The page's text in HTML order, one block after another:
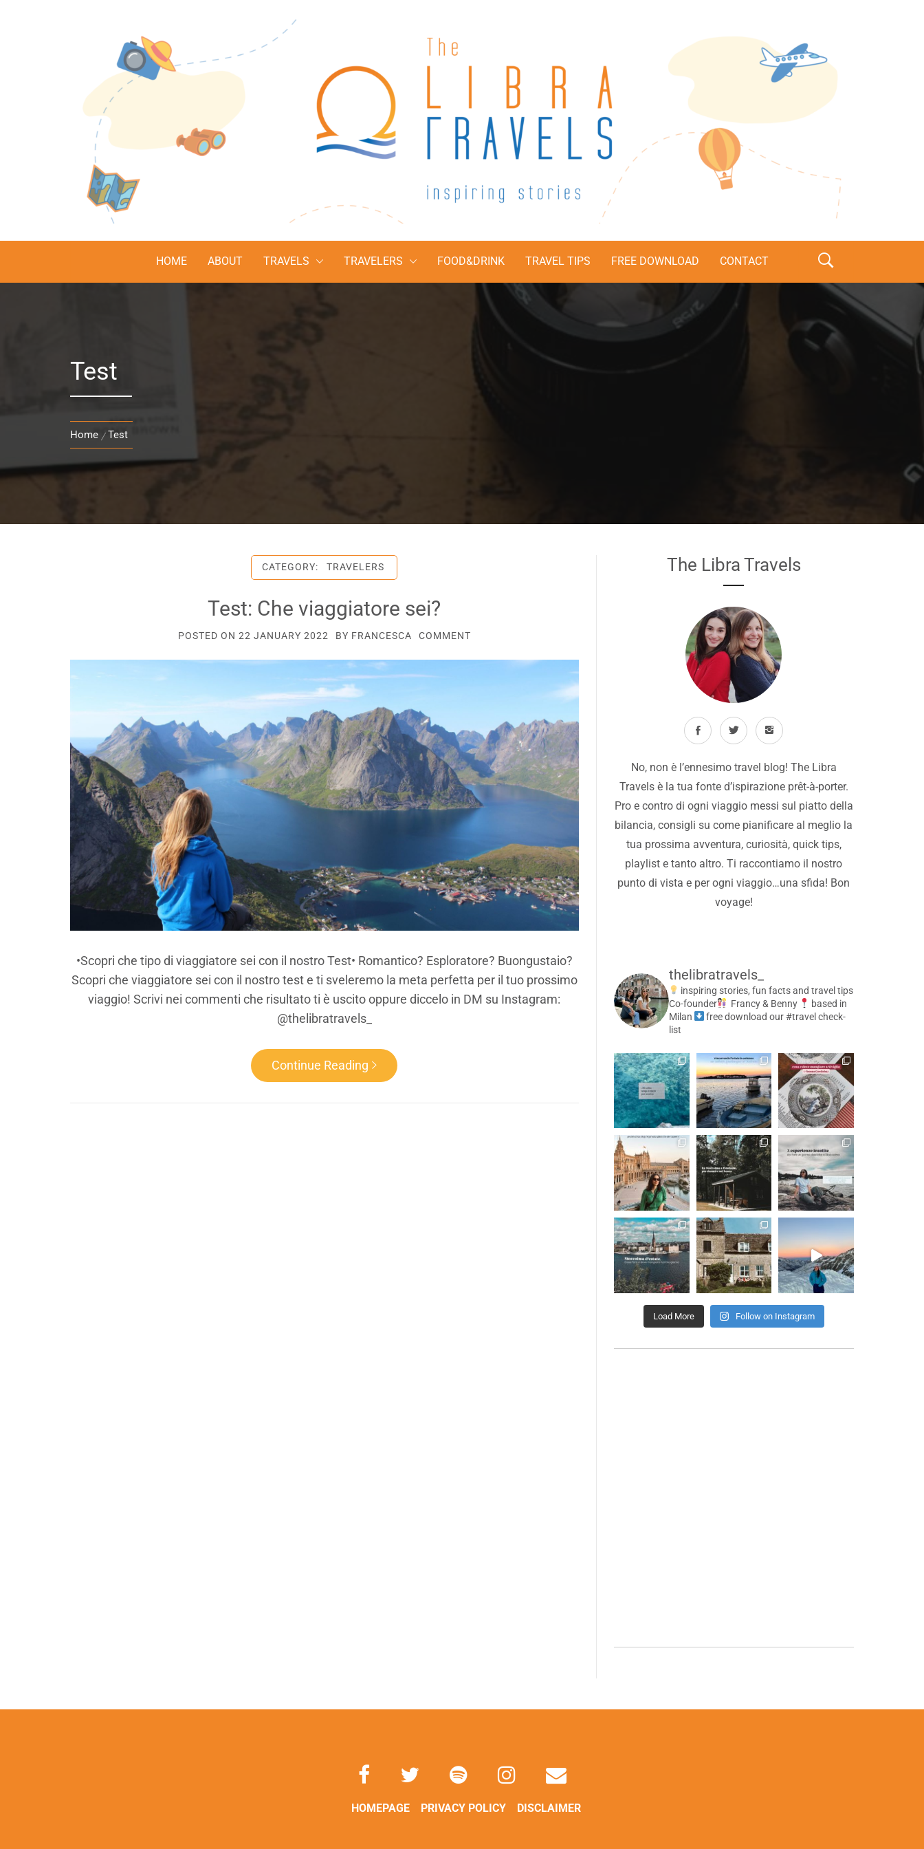
The Libra Travels
HOME ABOUT TRAVELS TRAVELERS FOOD&DRINK TRAVEL TIPS FREE DOWNLOAD CONTACT
Test
Home Test
CATEGORY: TRAVELERS
Test: Che viaggiatore sei?
POSTED ON 22 JANUARY 2022 BY FRANCESCA COMMENT
•Scopri che tipo di viaggiatore sei con il nostro Test• Romantico? Esploratore? Buongustaio?
Scopri che viaggiatore sei con il nostro test e ti sveleremo la meta perfetta per il tuo prossimo
viaggio! Scrivi nei commenti che risultato ti è uscito oppure diccelo in DM su Instagram:
@thelibratravels_
Continue Reading
The Libra Travels
No, non è l’ennesimo travel blog! The Libra
Travels è la tua fonte d’ispirazione prêt-à-porter.
Pro e contro di ogni viaggio messi sul piatto della
bilancia, consigli su come pianificare al meglio la
tua prossima avventura, curiosità, quick tips,
playlist e tanto altro. Ti raccontiamo il nostro
punto di vista e per ogni viaggio…una sfida! Bon
voyage!
thelibratravels_
inspiring stories, fun facts and travel tips
Co-founder
Francy & Benny
based in
Milan
free download our #travel check-
list
Load More Follow on Instagram
HOMEPAGE PRIVACY POLICY DISCLAIMER